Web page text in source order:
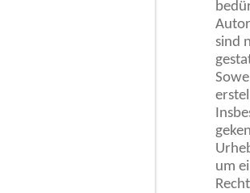
sind
um